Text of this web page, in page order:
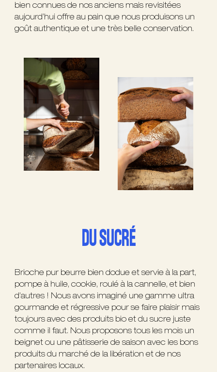
bien connues de nos anciens mais revisitées
aujourd’hui offre au pain que nous produisons un
goût authentique et une très belle conservation.
DU SUCRÉ
Brioche pur beurre bien dodue et servie à la part,
pompe à huile, cookie, roulé à la cannelle, et bien
d’autres ! Nous avons imaginé une gamme ultra
gourmande et régressive pour se faire plaisir mais
toujours avec des produits bio et du sucre juste
comme il faut. Nous proposons tous les mois un
beignet ou une pâtisserie de saison avec les bons
produits du marché de la libération et de nos
partenaires locaux.